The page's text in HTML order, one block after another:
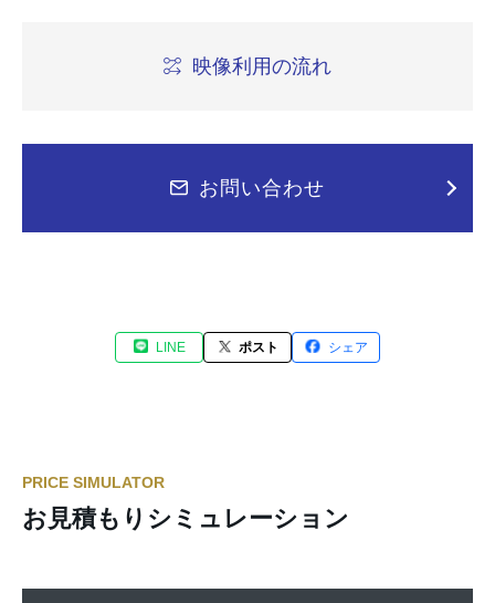
映像利用の流れ
お問い合わせ
LINE ポスト シェア
PRICE SIMULATOR
お見積もりシミュレーション